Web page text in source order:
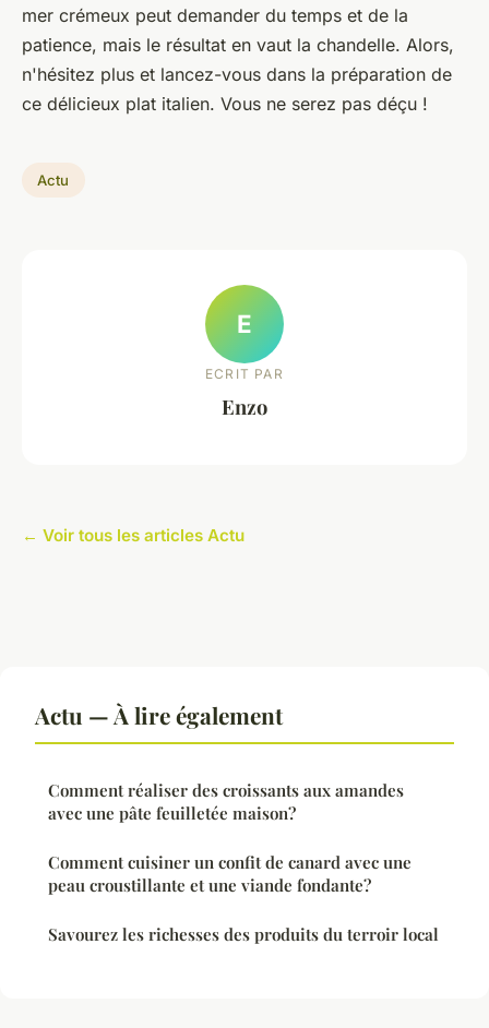
mer crémeux peut demander du temps et de la
patience, mais le résultat en vaut la chandelle. Alors,
n'hésitez plus et lancez-vous dans la préparation de
ce délicieux plat italien. Vous ne serez pas déçu !
Actu
E
ECRIT PAR
Enzo
← Voir tous les articles Actu
Actu — À lire également
Comment réaliser des croissants aux amandes
avec une pâte feuilletée maison?
Comment cuisiner un confit de canard avec une
peau croustillante et une viande fondante?
Savourez les richesses des produits du terroir local